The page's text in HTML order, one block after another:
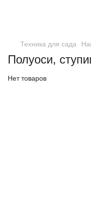
Техника для сада
Полуоси,
Нет товаров